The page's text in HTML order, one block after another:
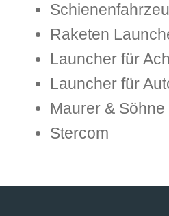
Raketen
Launcher für
Launcher für
Maurer & Söhne
Stercom